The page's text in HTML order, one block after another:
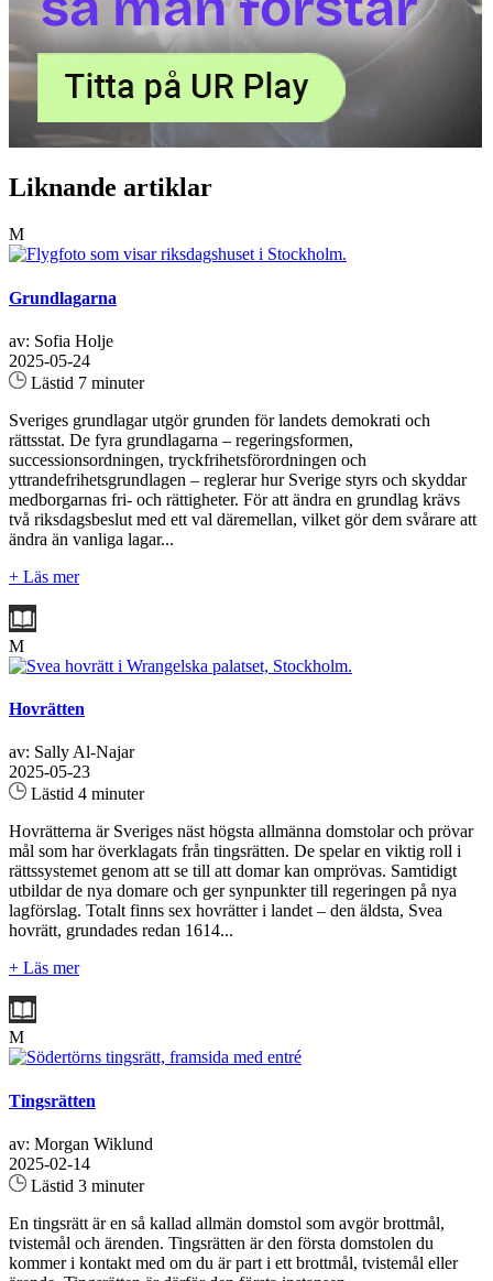
Liknande artiklar
M
Grundlagarna
av: Sofia Holje
2025-05-24
Lästid 7 minuter
Sveriges grundlagar utgör grunden för landets demokrati och
rättsstat. De fyra grundlagarna – regeringsformen,
successionsordningen, tryckfrihetsförordningen och
yttrandefrihetsgrundlagen – reglerar hur Sverige styrs och skyddar
medborgarnas fri- och rättigheter. För att ändra en grundlag krävs
två riksdagsbeslut med ett val däremellan, vilket gör dem svårare att
ändra än vanliga lagar...
+ Läs mer
M
Hovrätten
av: Sally Al-Najar
2025-05-23
Lästid 4 minuter
Hovrätterna är Sveriges näst högsta allmänna domstolar och prövar
mål som har överklagats från tingsrätten. De spelar en viktig roll i
rättssystemet genom att se till att domar kan omprövas. Samtidigt
utbildar de nya domare och ger synpunkter till regeringen på nya
lagförslag. Totalt finns sex hovrätter i landet – den äldsta, Svea
hovrätt, grundades redan 1614...
+ Läs mer
M
Tingsrätten
av: Morgan Wiklund
2025-02-14
Lästid 3 minuter
En tingsrätt är en så kallad allmän domstol som avgör brottmål,
tvistemål och ärenden. Tingsrätten är den första domstolen du
kommer i kontakt med om du är part i ett brottmål, tvistemål eller